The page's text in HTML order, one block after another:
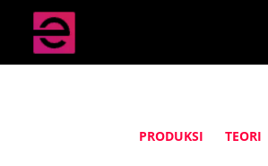
PRODUKSI TEORI